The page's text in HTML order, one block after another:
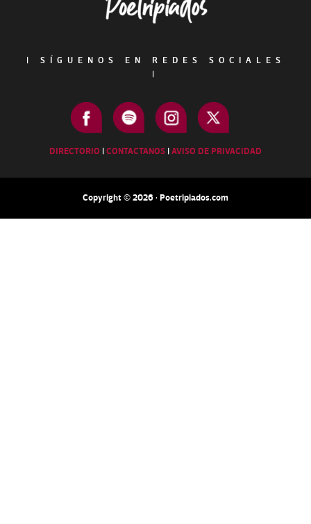
|
SÍGUENOS EN REDES SOCIALES
|
DIRECTORIO |CONTACTANOS |AVISO DE PRIVACIDAD
Copyright © 2026 · Poetripiados.com